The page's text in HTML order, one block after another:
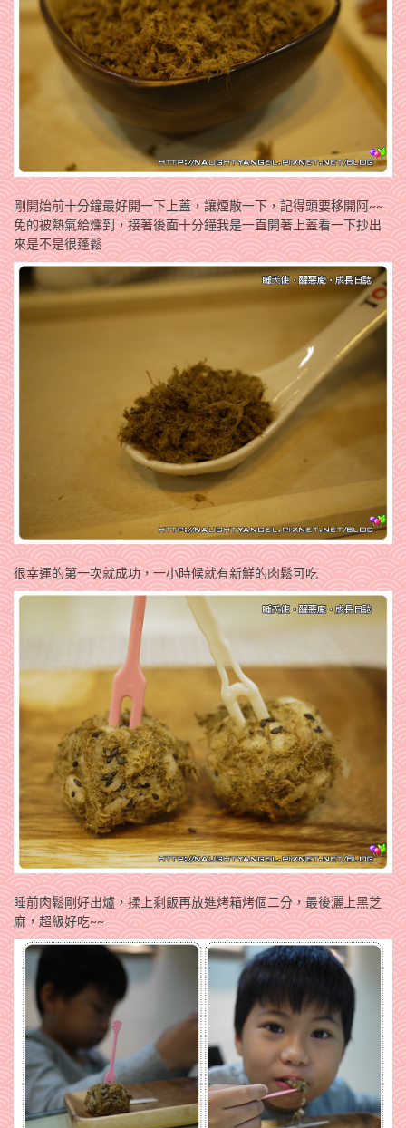
剛開始前十分鐘最好開一下上蓋，讓煙散一下，記得頭要移開阿~~
免的被熱氣給燻到，接著後面十分鐘我是一直開著上蓋看一下抄出
來是不是很蓬鬆
很幸運的第一次就成功，一小時候就有新鮮的肉鬆可吃
睡前肉鬆剛好出爐，揉上剩飯再放進烤箱烤個二分，最後灑上黑芝
麻，超級好吃~~